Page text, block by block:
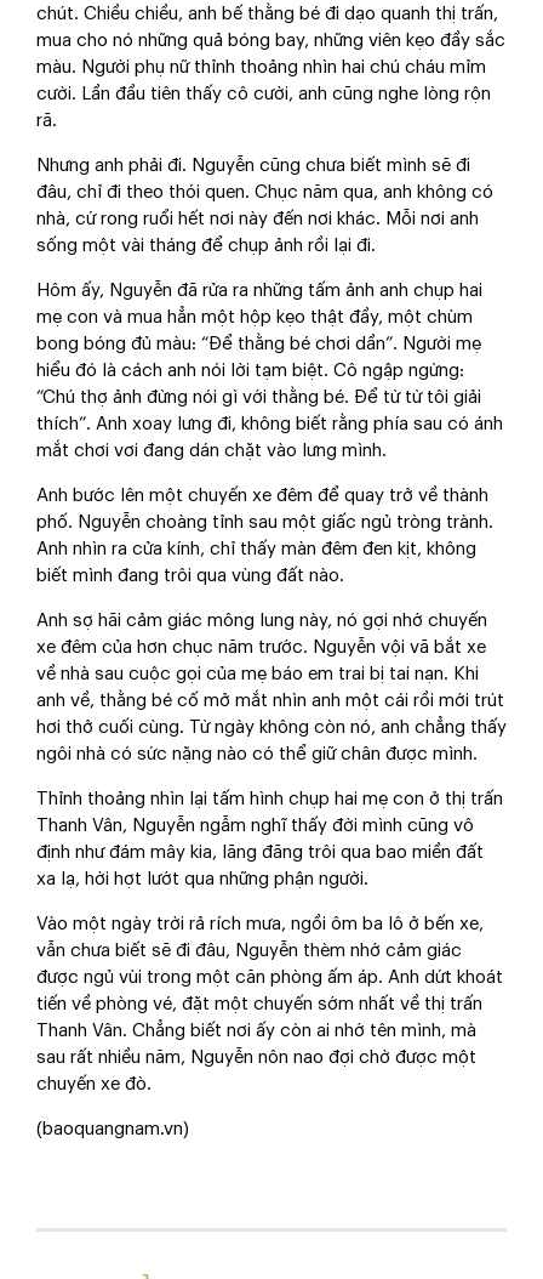
chút. Chiều chiều, anh bế thằng bé đi dạo quanh thị trấn,
mua cho nó những quả bóng bay, những viên kẹo đầy sắc
màu. Người phụ nữ thỉnh thoảng nhìn hai chú cháu mỉm
cười. Lần đầu tiên thấy cô cười, anh cũng nghe lòng rộn
rã.
Nhưng anh phải đi. Nguyễn cũng chưa biết mình sẽ đi
đâu, chỉ đi theo thói quen. Chục năm qua, anh không có
nhà, cứ rong ruổi hết nơi này đến nơi khác. Mỗi nơi anh
sống một vài tháng để chụp ảnh rồi lại đi.
Hôm ấy, Nguyễn đã rửa ra những tấm ảnh anh chụp hai
mẹ con và mua hẳn một hộp kẹo thật đầy, một chùm
bong bóng đủ màu: “Để thằng bé chơi dần”. Người mẹ
hiểu đó là cách anh nói lời tạm biệt. Cô ngập ngừng:
“Chú thợ ảnh đừng nói gì với thằng bé. Để từ từ tôi giải
thích”. Anh xoay lưng đi, không biết rằng phía sau có ánh
mắt chơi vơi đang dán chặt vào lưng mình.
Anh bước lên một chuyến xe đêm để quay trở về thành
phố. Nguyễn choàng tỉnh sau một giấc ngủ tròng trành.
Anh nhìn ra cửa kính, chỉ thấy màn đêm đen kịt, không
biết mình đang trôi qua vùng đất nào.
Anh sợ hãi cảm giác mông lung này, nó gợi nhớ chuyến
xe đêm của hơn chục năm trước. Nguyễn vội vã bắt xe
về nhà sau cuộc gọi của mẹ báo em trai bị tai nạn. Khi
anh về, thằng bé cố mở mắt nhìn anh một cái rồi mới trút
hơi thở cuối cùng. Từ ngày không còn nó, anh chẳng thấy
ngôi nhà có sức nặng nào có thể giữ chân được mình.
Thỉnh thoảng nhìn lại tấm hình chụp hai mẹ con ở thị trấn
Thanh Vân, Nguyễn ngẫm nghĩ thấy đời mình cũng vô
định như đám mây kia, lãng đãng trôi qua bao miền đất
xa lạ, hời hợt lướt qua những phận người.
Vào một ngày trời rả rích mưa, ngồi ôm ba lô ở bến xe,
vẫn chưa biết sẽ đi đâu, Nguyễn thèm nhớ cảm giác
được ngủ vùi trong một căn phòng ấm áp. Anh dứt khoát
tiến về phòng vé, đặt một chuyến sớm nhất về thị trấn
Thanh Vân. Chẳng biết nơi ấy còn ai nhớ tên mình, mà
sau rất nhiều năm, Nguyễn nôn nao đợi chờ được một
chuyến xe đò.
(baoquangnam.vn)